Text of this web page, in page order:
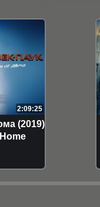
2:09:25
(2019)